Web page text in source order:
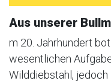
Aus unserer
m 20. Jahrhundert
wesentlichen
Wilddiebstahl,